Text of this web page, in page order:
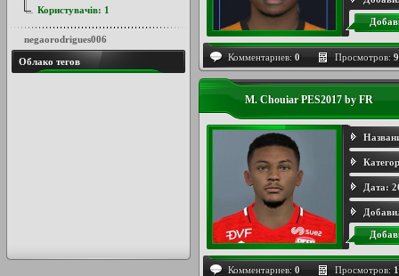
Комментариев: 0 Просмотров:
M. Chouiar PES2017 by FR
Дата:
Комментариев: 0 Просмотров:
Користувачів: 1
negaorodrigues006
Облако тегов